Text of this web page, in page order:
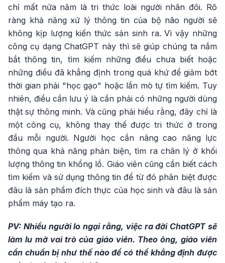
chỉ mất nửa năm là tri thức loài người nhân đôi. Rõ
ràng khả năng xử lý thông tin của bộ não người sẽ
không kịp lượng kiến thức sản sinh ra. Vì vậy những
công cụ dạng ChatGPT này thì sẽ giúp chúng ta nắm
bắt thông tin, tìm kiếm những điều chưa biết hoặc
những điều đã khẳng định trong quá khứ để giảm bớt
thời gian phải "học gạo" hoặc lần mò tự tìm kiếm. Tuy
nhiên, điều cần lưu ý là cần phải có những người dùng
thật sự thông minh. Và cũng phải hiểu rằng, đây chỉ là
một công cụ, không thay thế được tri thức ở trong
đầu mỗi người. Người học cần nâng cao năng lực
thông qua khả năng phản biện, tìm ra chân lý ở khối
lượng thông tin khổng lồ. Giáo viên cũng cần biết cách
tìm kiếm và sử dụng thông tin để từ đó phân biệt được
đâu là sản phẩm đích thực của học sinh và đâu là sản
phẩm máy tạo ra.
PV: Nhiều người lo ngại rằng, việc ra đời ChatGPT sẽ
làm lu mờ vai trò của giáo viên. Theo ông, giáo viên
cần chuẩn bị như thế nào để có thể khẳng định được